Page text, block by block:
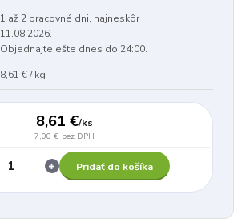
1 až 2 pracovné dni, najneskôr
11.08.2026.
Objednajte ešte dnes do 24:00.
8,61 € / kg
8,61 €/ks
7,00 € bez DPH
Pridať do košíka